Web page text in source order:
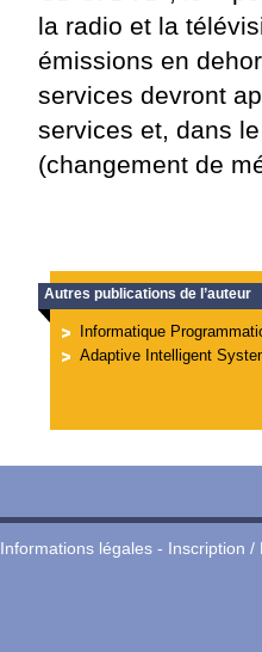
la radio et la
émissions en
services devront
services et, dans
(changement de
Autres publications de l’auteur
Informatique
Adaptive Intelligent
Informations légales- Inscription /